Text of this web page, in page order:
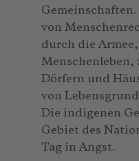
Gemeinschaften.
von
durch die
Menschenleben,
Dörfern und
von
Die indigenen
Gebiet des
Tag in Angst.